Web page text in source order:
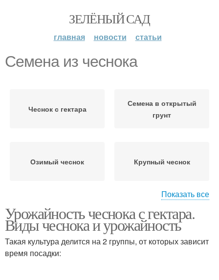
ЗЕЛЁНЫЙ САД
главная новости статьи
Семена из чеснока
Чеснок с гектара
Семена в открытый
грунт
Озимый чеснок Крупный чеснок
Чеснок в открытом
грунте
Показать все
Урожайность чеснока с гектара.
Виды чеснока и урожайность
Такая культура делится на 2 группы, от которых зависит
время посадки: